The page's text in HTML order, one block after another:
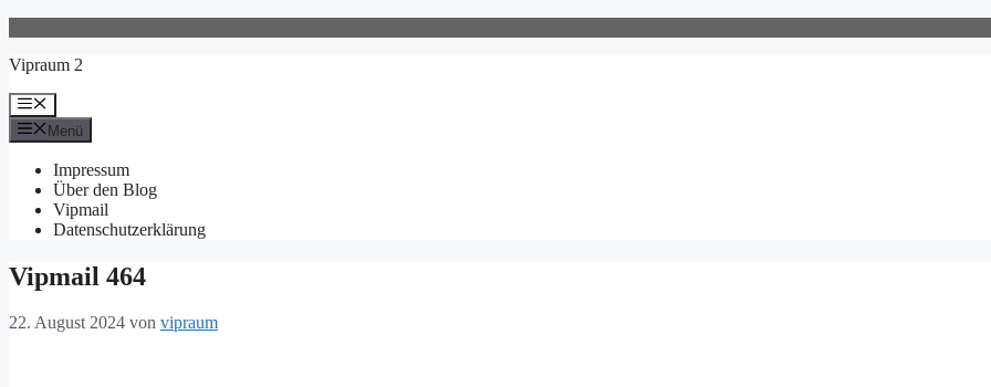
springen
Vipraum 2
Menü
Menü
Impressum
Über den Blog
Vipmail
Datenschutzerklärung
Vipmail 464
22. August 2024 von vipraum